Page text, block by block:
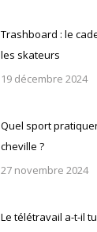
Trashboard : le
les skateurs
19 décembre 2024
Quel sport
cheville ?
27 novembre 2024
Le télétravail a-t-il